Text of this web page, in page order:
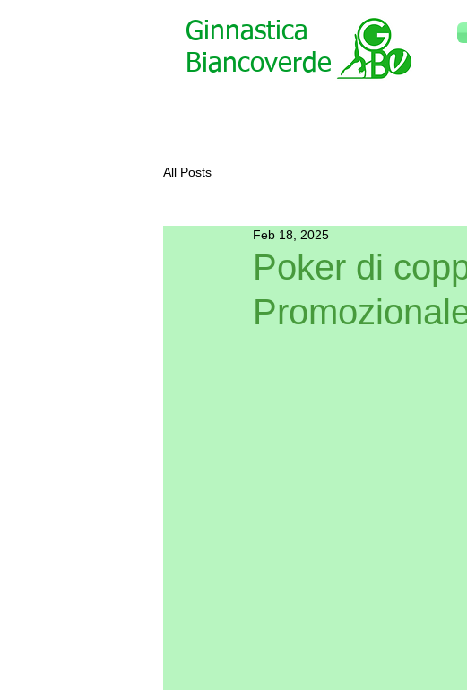
Ginnastica
Biancoverde
All Posts
Poker di
Feb 18, 2025